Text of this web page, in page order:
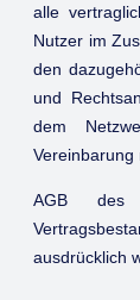
alle
Nutzer im
den
und
dem
Vereinbarung
AGB des
ausdrücklich